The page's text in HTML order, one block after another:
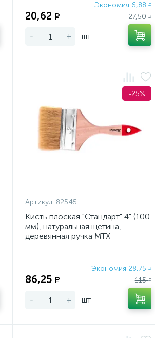
Экономия 6,88 ₽
20,62 ₽ 27,50₽
- + шт
-25%
Артикул: 82545
Кисть плоская "Стандарт" 4" (100
мм), натуральная щетина,
деревянная ручка MTX
Экономия 28,75 ₽
86,25 ₽ 115₽
- + шт